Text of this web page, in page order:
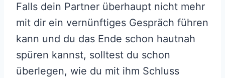
Falls dein Partner überhaupt nicht mehr
mit dir ein vernünftiges Gespräch führen
kann und du das Ende schon hautnah
spüren kannst, solltest du schon
überlegen, wie du mit ihm Schluss